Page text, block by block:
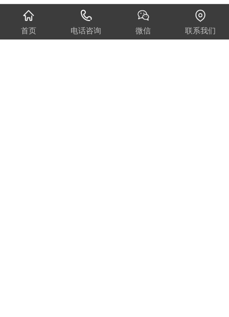
峰凌自动化2022年五一劳动节放假通知
首页 电话咨询 微信 联系我们